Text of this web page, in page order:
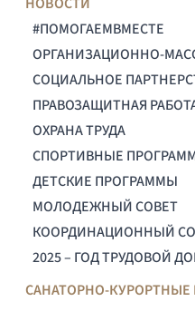
#ПОМОГАЕМВМЕСТЕ
ОРГАНИЗАЦИОННО-
СОЦИАЛЬНОЕ
ПРАВОЗАЩИТНАЯ
ОХРАНА ТРУДА
СПОРТИВНЫЕ
ДЕТСКИЕ ПРОГРАММЫ
МОЛОДЕЖНЫЙ СОВЕТ
КООРДИНАЦИОННЫЙ
2025 – ГОД ТРУДОВОЙ
САНАТОРНО-